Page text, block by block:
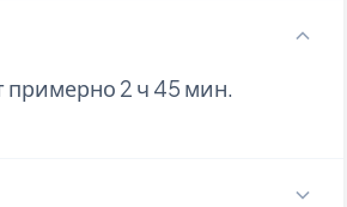
примерно 2 ч 45 мин.